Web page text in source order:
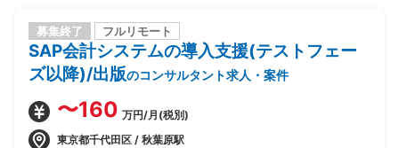
募集終了 フルリモート
SAP会計システムの導入支援(テストフェー
ズ以降)/出版のコンサルタント求人・案件
〜160 万円/月(税別)
東京都千代田区 / 秋葉原駅